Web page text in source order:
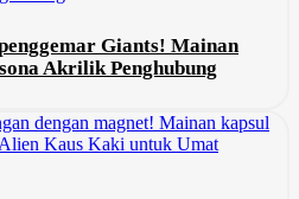
Giants! Mainan
Akrilik Penghubung